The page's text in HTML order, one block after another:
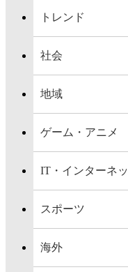
トレンド
社会
地域
ゲーム・アニメ
IT・インターネ
スポーツ
海外